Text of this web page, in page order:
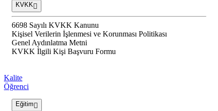
KVKK
6698 Sayılı KVKK Kanunu
Kişisel Verilerin İşlenmesi ve Korunması Politikası
Genel Aydınlatma Metni
KVKK İlgili Kişi Başvuru Formu
Kalite
Öğrenci
Eğitim